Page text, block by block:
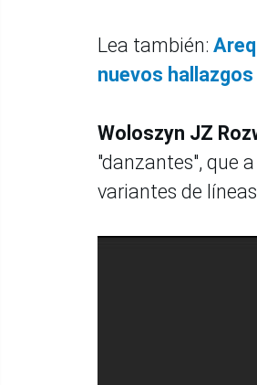
Lea también:
nuevos hallazgos
Woloszyn JZ
"danzantes", que
variantes de